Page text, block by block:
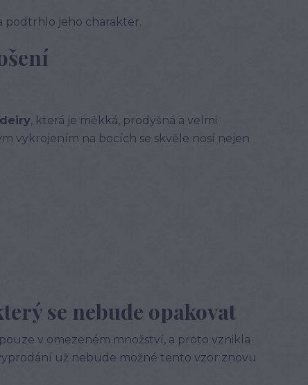
podtrhlo jeho charakter.
, která je měkká, prodyšná a velmi
vykrojením na bocích se skvěle nosí nejen
se nebude opakovat
v omezeném množství, a proto vznikla
už nebude možné tento vzor znovu